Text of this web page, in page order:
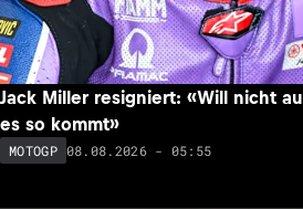
Jack Miller resigniert: «Will nicht
es so kommt»
MOTOGP 08.08.2026 - 05:55